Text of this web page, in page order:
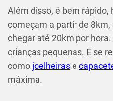
Além disso, é bem rápido,
começam a partir de
chegar até 20km por
crianças pequenas. E se
como joelheirase
máxima.